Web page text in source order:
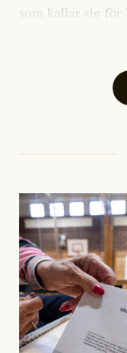
som kallar sig för
skriver för? Vad
oberoende”
utpekas som
handlar artikeln
splittring och oro
skapar betydligt
oberoende
eller dess